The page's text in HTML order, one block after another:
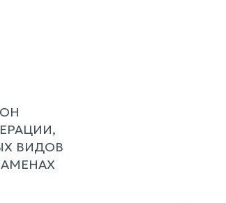
ВИДОВ